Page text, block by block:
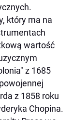
który ma na
wartość
z 1685
z 1858 roku
Chopina.